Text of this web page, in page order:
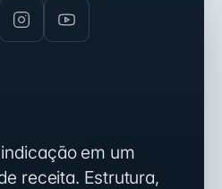
em um
receita. Estrutura,